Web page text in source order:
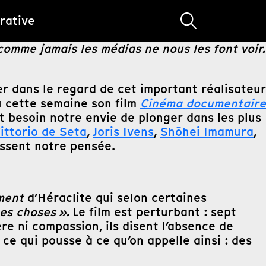
jamais les médias ne nous les font voir.
dans le regard de cet important réalisateur
semaine son film Cinéma documentaire
notre envie de plonger dans les plus
de Seta, Joris Ivens, Shōhei Imamura,
notre pensée.
d’Héraclite qui selon certaines
choses ». Le film est perturbant : sept
ni compassion, ils disent l’absence de
qui pousse à ce qu’on appelle ainsi : des